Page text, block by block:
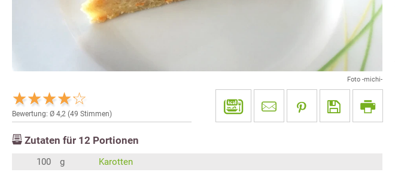
Foto -michi-
Bewertung: Ø 4,2 (49 Stimmen)
Zutaten für 12 Portionen
100 g
Karotten